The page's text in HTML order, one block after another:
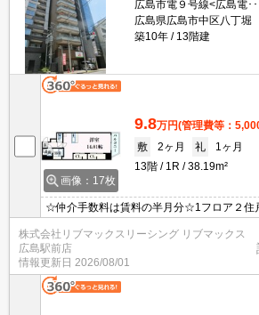
広島市電９号線<広島電･
広島県広島市中区八丁堀
築10年
13階建
画像：17枚
9.8万円(管理費等：
敷
2ヶ月 礼
1ヶ月
13階
1R 38.19m²
☆仲介手数料は賃料の半月分☆1フロア２住
追い焚き機能など人気の室内設備充実☆近隣
があり住環境良好です☆便利な宅配ボック
株式会社リブマックスリーシング リブマックス
広島駅前店
情報更新日 2026/08/01